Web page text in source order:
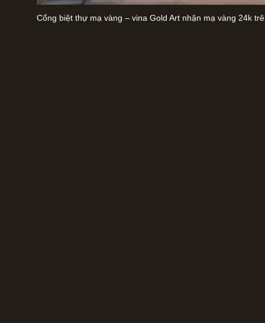
Cổng biệt thự mạ vàng – vina Gold Art nhận mạ vàng 24k